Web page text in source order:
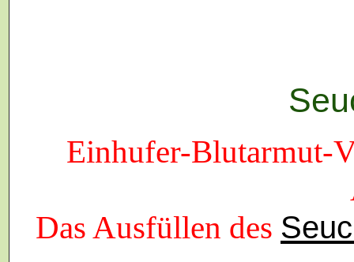
Einhufer-Blutarmut-
Das Ausfüllen des